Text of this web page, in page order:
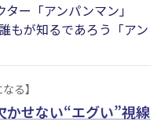
ー「アンパンマン」
もが知るであろう「アン
る】
かせない“エグい”視線